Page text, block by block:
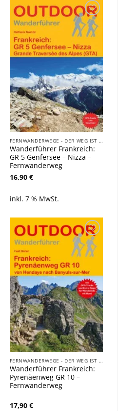
Zu
Wunschliste
hinzufügen
FERNWANDERWEGE - DER WEG IST DAS ZIEL
Wanderführer Frankreich:
GR 5 Genfersee – Nizza –
Fernwanderweg
16,90 €
inkl. 7 % MwSt.
Zu
Wunschliste
hinzufügen
FERNWANDERWEGE - DER WEG IST DAS ZIEL
Wanderführer Frankreich:
Pyrenäenweg GR 10 –
Fernwanderweg
17,90 €